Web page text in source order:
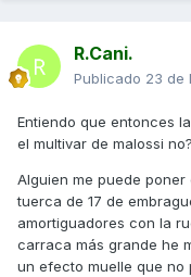
R.Cani.
Publicado 23 de
Entiendo que entonces
el multivar de malossi no?
Alguien me puede
tuerca de 17 de
amortiguadores con la
carraca más grande he
un efecto muelle que no